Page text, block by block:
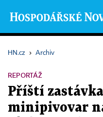
HN.cz › Archiv
REPORTÁŽ
Příští
minipivovar